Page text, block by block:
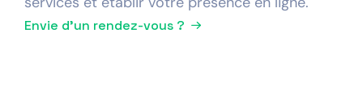
Envie d'un rendez-vous ?